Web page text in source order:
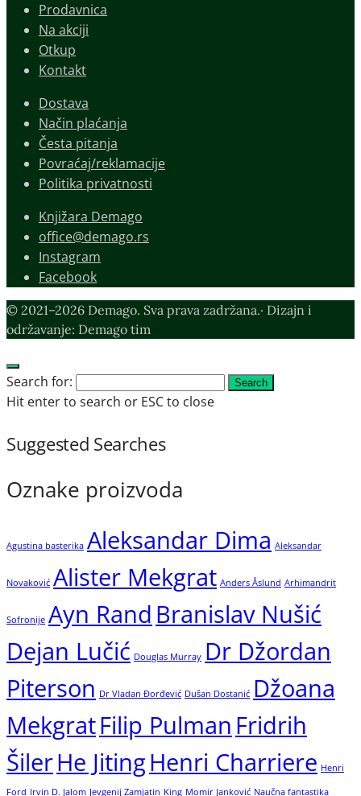
Prodavnica
Na akciji
Otkup
Kontakt
Dostava
Način plaćanja
Česta pitanja
Povraćaj/reklamacije
Politika privatnosti
Knjižara Demago
office@demago.rs
Instagram
Facebook
© 2021–2026 Demago. Sva prava zadržana.· Dizajn i
održavanje: Demago tim
Search for: Search
Hit enter to search or ESC to close
Suggested Searches
Oznake proizvoda
Agustina basterika Aleksandar Dima Aleksandar
Novaković Alister Mekgrat Anders Åslund Arhimandrit
Sofronije Ayn Rand Branislav Nušić
Dejan Lučić Douglas Murray Dr Džordan
Piterson Dr Vladan Đorđević Dušan Dostanić Džoana
MekgratFilip Pulman Fridrih
ŠilerHe JitingHenri Charriere Henri
Ford Irvin D. Jalom Jevgenij Zamjatin King Momir Janković Naučna fantastika